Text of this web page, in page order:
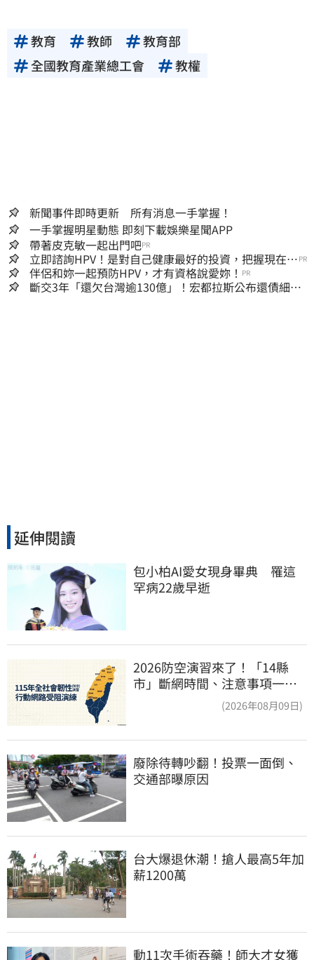
教育 教師
教育部
全國教育產業總工會
教權
新聞事件即時更新 所有消息一手掌握！
一手掌握明星動態 即刻下載娛樂星聞APP
帶著皮克敏一起出門吧PR
立即諮詢HPV！是對自己健康最好的投資，把握現在不
嫌晚！
PR
伴侶和妳一起預防HPV，才有資格說愛妳！ PR
斷交3年「還欠台灣逾130億」！宏都拉斯公布還債細
延伸閱讀
包小柏AI愛女現身畢典　罹這
罕病22歲早逝
2026防空演習來了！「14縣
市」斷網時間、注意事項一次
(2026年08月09日)
廢除待轉吵翻！投票一面倒、
交通部曝原因
台大爆退休潮！搶人最高5年加
薪1200萬
動11次手術吞藥！師大才女獲